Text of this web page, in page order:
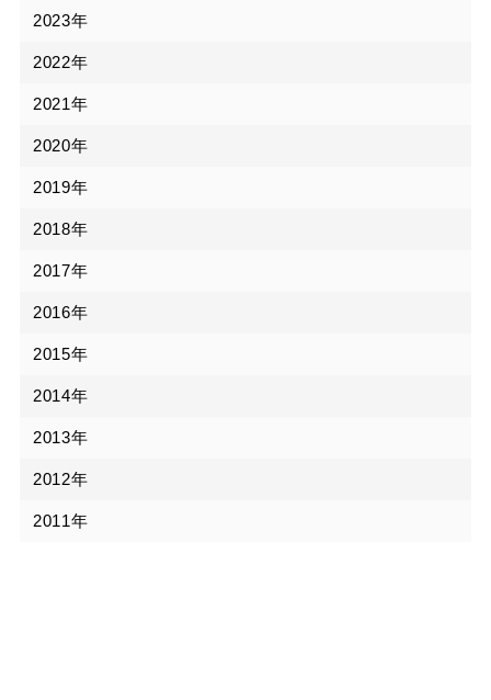
2023年
2022年
2021年
2020年
2019年
2018年
2017年
2016年
2015年
2014年
2013年
2012年
2011年